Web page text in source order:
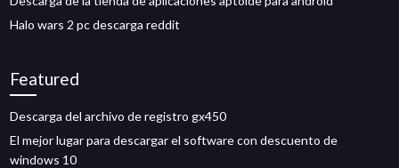
Halo wars 2 pc descarga reddit
Featured
Descarga del archivo de registro gx450
El mejor lugar para descargar el software con descuento de
windows 10